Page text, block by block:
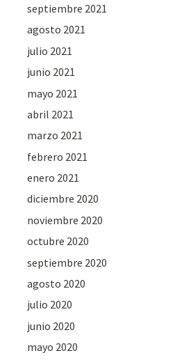
septiembre 2021
agosto 2021
julio 2021
junio 2021
mayo 2021
abril 2021
marzo 2021
febrero 2021
enero 2021
diciembre 2020
noviembre 2020
octubre 2020
septiembre 2020
agosto 2020
julio 2020
junio 2020
mayo 2020